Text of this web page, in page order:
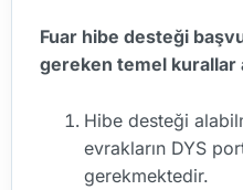
Fuar hibe desteği
gereken temel kurallar
Hibe desteği
evrakların DYS
gerekmektedir.